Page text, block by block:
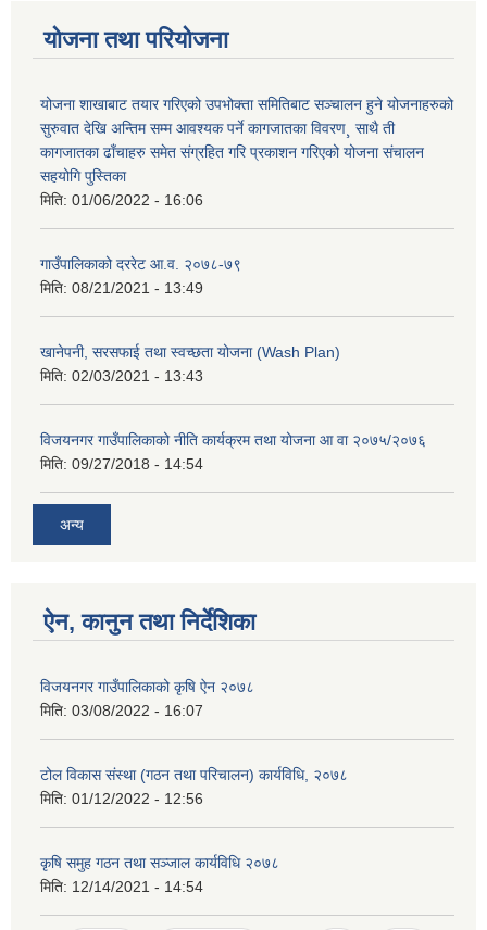
योजना तथा परियोजना
योजना शाखाबाट तयार गरिएको उपभोक्ता समितिबाट सञ्चालन हुने योजनाहरुको
सुरुवात देखि अन्तिम सम्म आवश्यक पर्ने कागजातका विवरण¸ साथै ती
कागजातका ढाँचाहरु समेत संग्रहित गरि प्रकाशन गरिएको योजना संचालन
सहयोगि पुस्तिका
मिति: 01/06/2022 - 16:06
गाउँपालिकाको दररेट आ.व. २०७८-७९
मिति: 08/21/2021 - 13:49
खानेपनी, सरसफाई तथा स्वच्छता योजना (Wash Plan)
मिति: 02/03/2021 - 13:43
विजयनगर गाउँपालिकाको नीति कार्यक्रम तथा योजना आ वा २०७५/२०७६
मिति: 09/27/2018 - 14:54
अन्य
ऐन, कानुन तथा निर्देशिका
विजयनगर गाउँपालिकाको कृषि ऐन २०७८
मिति: 03/08/2022 - 16:07
टोल विकास संस्था (गठन तथा परिचालन) कार्यविधि, २०७८
मिति: 01/12/2022 - 12:56
कृषि समुह गठन तथा सञ्जाल कार्यविधि २०७८
मिति: 12/14/2021 - 14:54